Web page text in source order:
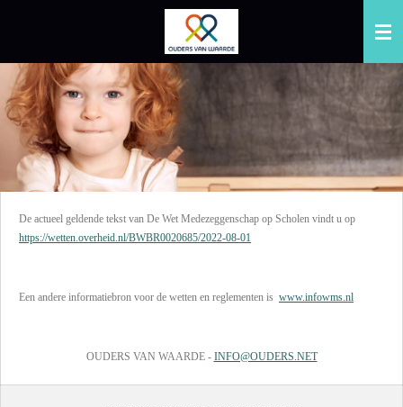
de
hoofdinhoud
De actueel geldende tekst van De Wet Medezeggenschap op Scholen vindt u op
https://wetten.overheid.nl/BWBR0020685/2022-08-01
Een andere informatiebron voor de wetten en reglementen is www.infowms.nl
OUDERS VAN WAARDE - INFO@OUDERS.NET